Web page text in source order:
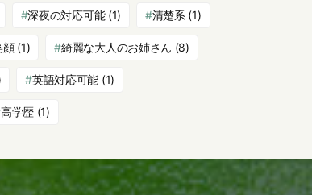
深夜の対応可能(1) 清楚系 (1)
顔(1) 綺麗な大人のお姉さん (8)
英語対応可能 (1)
高学歴 (1)